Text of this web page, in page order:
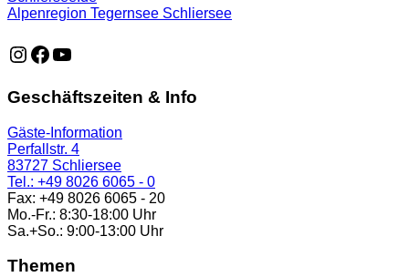
Alpenregion Tegernsee Schliersee
https://www.instagram.com/
https://www.facebook.com/schliersee
https://music.youtube.com/
Geschäftszeiten & Info
Gäste-Information
Perfallstr. 4
83727 Schliersee
Tel.: +49 8026 6065 - 0
Fax: +49 8026 6065 - 20
Mo.-Fr.: 8:30-18:00 Uhr
Sa.+So.: 9:00-13:00 Uhr
Themen